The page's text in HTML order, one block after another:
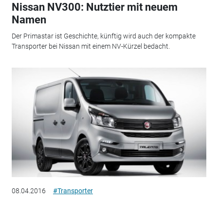
Nissan NV300: Nutztier mit neuem
Namen
Der Primastar ist Geschichte, künftig wird auch der kompakte
Transporter bei Nissan mit einem NV-Kürzel bedacht.
08.04.2016 #Transporter